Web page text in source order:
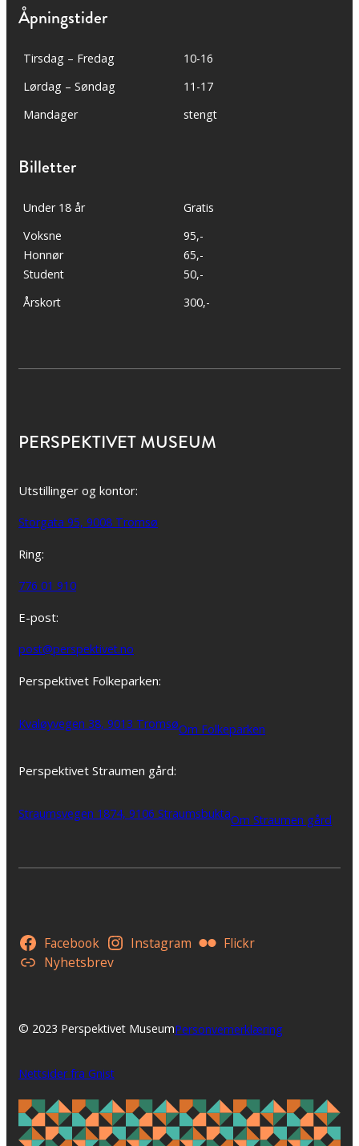
Åpningstider
Tirsdag – Fredag
10-16
Lørdag – Søndag
11-17
Mandager
stengt
Billetter
Under 18 år
Gratis
Voksne
Honnør
Student
95,-
65,-
50,-
Årskort
300,-
PERSPEKTIVET MUSEUM
Utstillinger og kontor:
Storgata 95, 9008 Tromsø
Ring:
776 01 910
E-post:
post@perspektivet.no
Perspektivet Folkeparken:
Kvaløyvegen 38, 9013 TromsøOm Folkeparken
Perspektivet Straumen gård:
Straumsvegen 1874, 9106 StraumsbuktaOm Straumen gård
Facebook Instagram
Flickr
Nyhetsbrev
© 2023 Perspektivet MuseumPersonvernerklæring
Nettsider fra Gnist